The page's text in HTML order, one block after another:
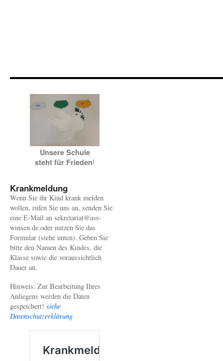
Unsere Schule
steht für Frieden!
Krankmeldung
Wenn Sie ihr Kind krank melden
wollen, rufen Sie uns an, senden Sie
eine E-Mail an sekretariat@ass-
winsen.de oder nutzen Sie das
Formular (siehe unten). Geben Sie
bitte den Namen des Kindes, die
Klasse sowie die voraussichtlich
Dauer an.
Hinweis: Zur Bearbeitung Ihres
Anliegens werden die Daten
gespeichert! siehe
Datenschutzerklärung